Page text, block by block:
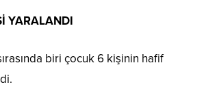
YARALANDI
biri çocuk 6 kişinin hafif